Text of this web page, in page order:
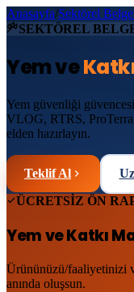
Anasayfa/Sektörel
SEKTÖREL
Yem ve
Yem güvenliği
VLOG, RTRS,
elden hazırlayın.
Teklif Al
ÜCRETSİZ ÖN
Yem ve Katkı
Ürününüzü/faaliyetinizi
anında oluşsun.